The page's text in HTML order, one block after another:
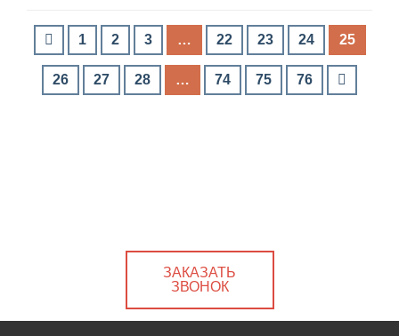
1 2 3 … 22 23 24 25
26 27 28 … 74 75 76
ЗАКАЗАТЬ
ЗВОНОК